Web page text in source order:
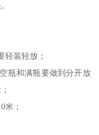
轻装轻放；
瓶和满瓶要做到分开放
米；